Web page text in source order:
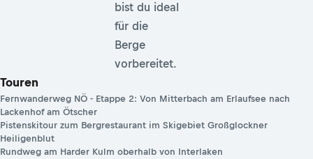
bist du ideal
für die
Berge
vorbereitet.
Touren
Fernwanderweg NÖ - Etappe 2: Von Mitterbach am Erlaufsee nach
Lackenhof am Ötscher
Pistenskitour zum Bergrestaurant im Skigebiet Großglockner
Heiligenblut
Rundweg am Harder Kulm oberhalb von Interlaken